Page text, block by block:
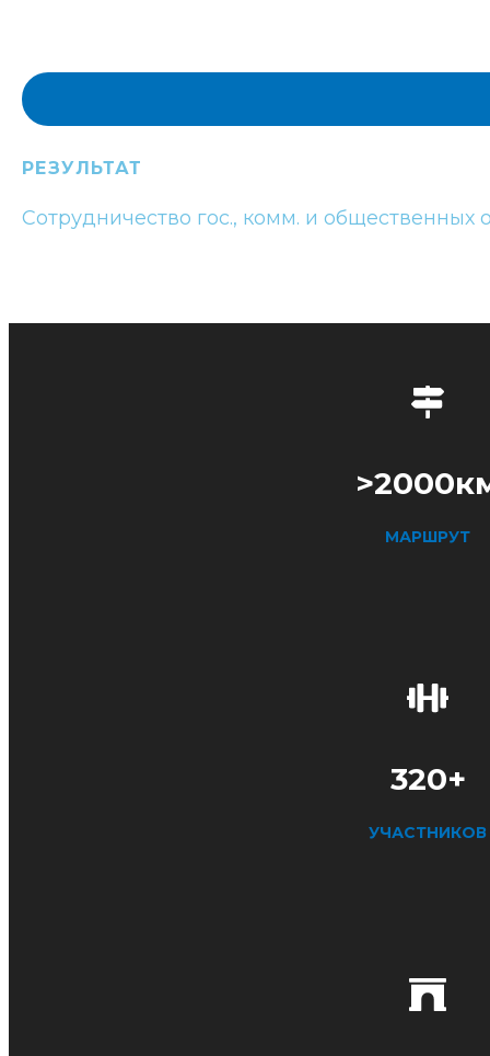
РЕЗУЛЬТАТ
Сотрудничество гос., комм. и общественных
МАРШРУТ
320+
УЧАСТНИКОВ